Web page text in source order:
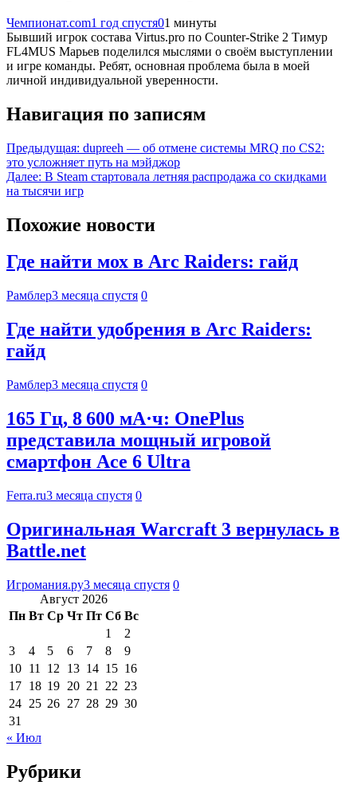
Чемпионат.com1 год спустя01 минуты
Бывший игрок состава Virtus.pro по Counter-Strike 2 Тимур
FL4MUS Марьев поделился мыслями о своём выступлении
и игре команды. Ребят, основная проблема была в моей
личной индивидуальной уверенности.
Навигация по записям
Предыдущая: dupreeh — об отмене системы MRQ по CS2:
это усложняет путь на мэйджор
Далее: В Steam стартовала летняя распродажа со скидками
на тысячи игр
Похожие новости
Где найти мох в Arc Raiders: гайд
Рамблер3 месяца спустя 0
Где найти удобрения в Arc Raiders:
гайд
Рамблер3 месяца спустя 0
165 Гц, 8 600 мА·ч: OnePlus
представила мощный игровой
смартфон Ace 6 Ultra
Ferra.ru3 месяца спустя 0
Оригинальная Warcraft 3 вернулась в
Battle.net
Игромания.ру3 месяца спустя 0
Август 2026
Пн Вт Ср Чт Пт Сб Вс
1
2
3
4 5 6 7 8
9
10 11 12 13 14 15 16
17 18 19 20 21 22 23
24 25 26 27 28 29 30
31
« Июл
Рубрики